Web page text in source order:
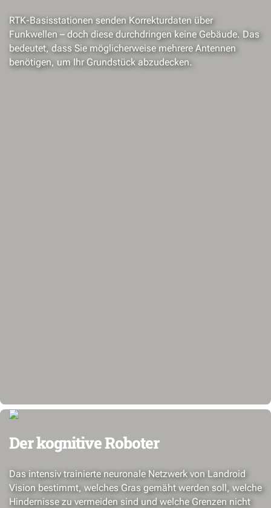
RTK-Basisstationen senden Korrekturdaten über
Funkwellen – doch diese durchdringen keine Gebäude. Das
bedeutet, dass Sie möglicherweise mehrere Antennen
benötigen, um Ihr Grundstück abzudecken.
Der kognitive Roboter
Das intensiv trainierte neuronale Netzwerk von Landroid
Vision bestimmt, welches Gras gemäht werden soll, welche
Hindernisse zu vermeiden sind und welche Grenzen nicht